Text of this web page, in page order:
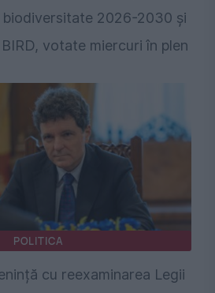
2026-2030 și
votate miercuri în plen
POLITICA
cu reexaminarea Legii